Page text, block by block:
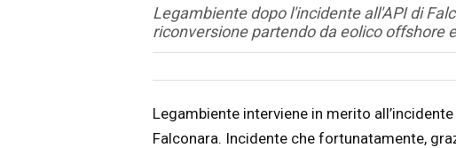
Legambiente dopo l'incidente all'API di
riconversione partendo da eolico offshore
Articolo
Testo articolo principale
Legambiente interviene in merito
Falconara. Incidente che fortunatamente,